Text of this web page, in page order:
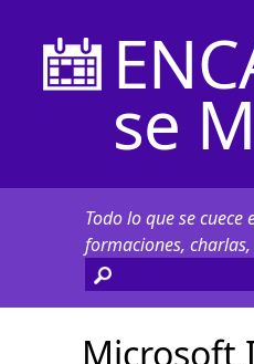
se
Todo lo que se
formaciones,
Microsoft